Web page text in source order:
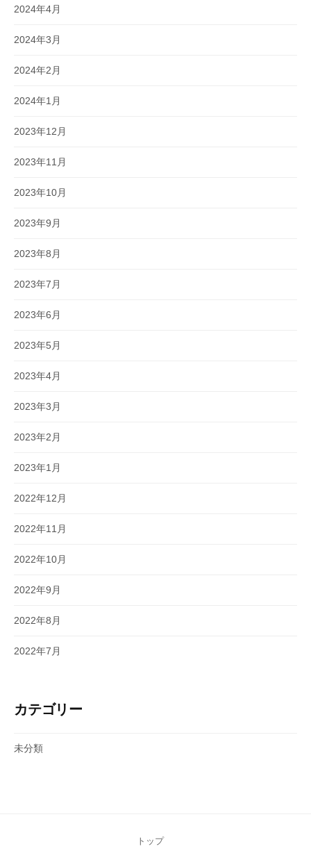
2024年4月
2024年3月
2024年2月
2024年1月
2023年12月
2023年11月
2023年10月
2023年9月
2023年8月
2023年7月
2023年6月
2023年5月
2023年4月
2023年3月
2023年2月
2023年1月
2022年12月
2022年11月
2022年10月
2022年9月
2022年8月
2022年7月
カテゴリー
未分類
トップ